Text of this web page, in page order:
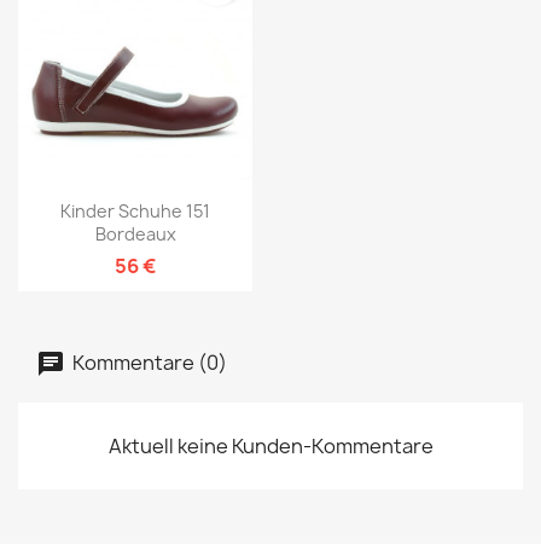
Kinder Schuhe 151
Bordeaux
56 €
Kommentare (0)
Aktuell keine Kunden-Kommentare